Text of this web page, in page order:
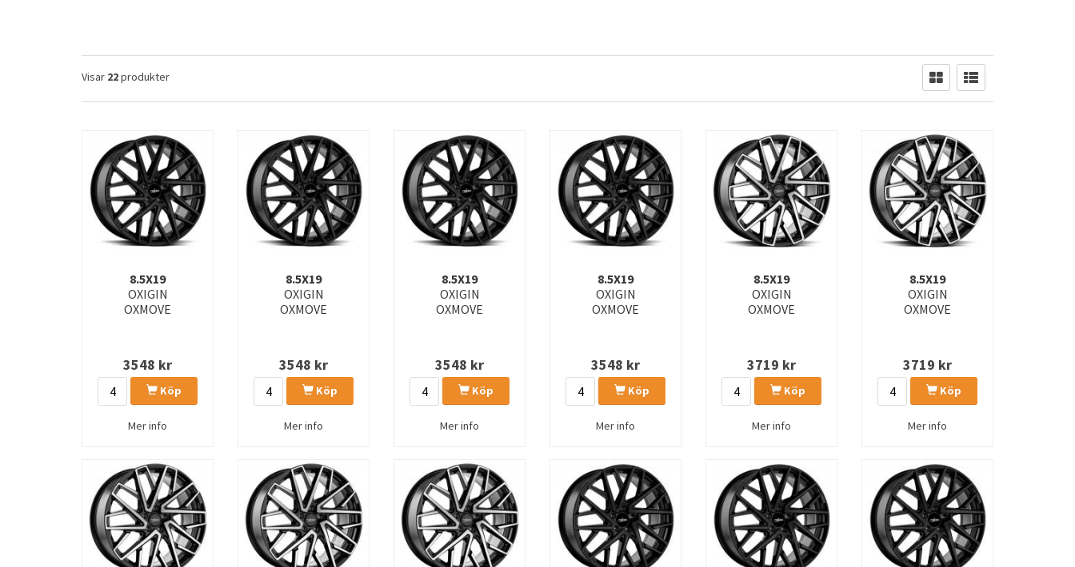
Visar 22produkter
8.5X19
OXIGIN
OXMOVE
3548 kr
Köp
Mer info
8.5X19
OXIGIN
OXMOVE
3548 kr
Köp
Mer info
8.5X19
OXIGIN
OXMOVE
3548 kr
Köp
Mer info
8.5X19
OXIGIN
OXMOVE
3548 kr
Köp
Mer info
8.5X19
OXIGIN
OXMOVE
3719 kr
Köp
Mer info
8.5X19
OXIGIN
OXMOVE
3719 kr
Köp
Mer info